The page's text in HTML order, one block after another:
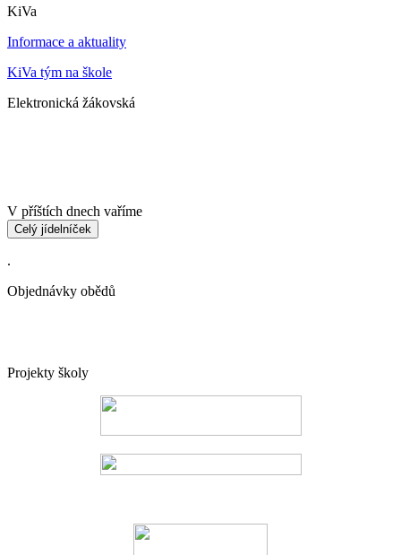
KiVa
Informace a aktuality
KiVa tým na škole
Elektronická žákovská
V příštích dnech vaříme
Celý jídelníček
.
Objednávky obědů
Projekty školy